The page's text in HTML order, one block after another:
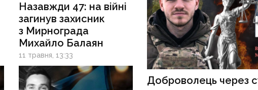
Назавжди 47: на війні
загинув захисник
з Мирнограда
Михайло Балаян
11 травня, 13:33
Доброволець через